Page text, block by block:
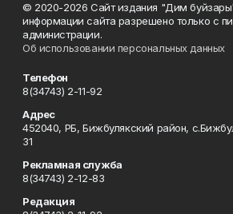
© 2020-2026 Сайт издания "Дим
информации сайта разрешено только с
администрации.
Об использовании персональных данных
Телефон
8(34743) 2-11-92
Адрес
452040, РБ, Бижбулякский район,
31
Рекламная служба
8(34743) 2-12-83
Редакция